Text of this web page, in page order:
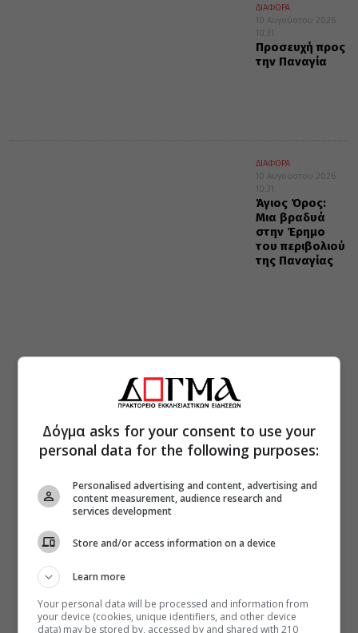
ΔΙΑΦΟΡΑ
10 Αυγούστου 2026
10:31
Προσευχή προς
την Παναγία
ΔΙΑΦΟΡΑ
10 Αυγούστου 2026
10:31
Άγιος Όρος:
Μια βραδυά
στην Έρημο
του περιβολιού
της Παναγίας
Δόγμα asks for your consent to use your
personal data for the following purposes:
Personalised advertising and content, advertising and
content measurement, audience research and
services development
Store and/or access information on a device
Learn more
Your personal data will be processed and information from
your device (cookies, unique identifiers, and other device
data) may be stored by, accessed by and shared with 210